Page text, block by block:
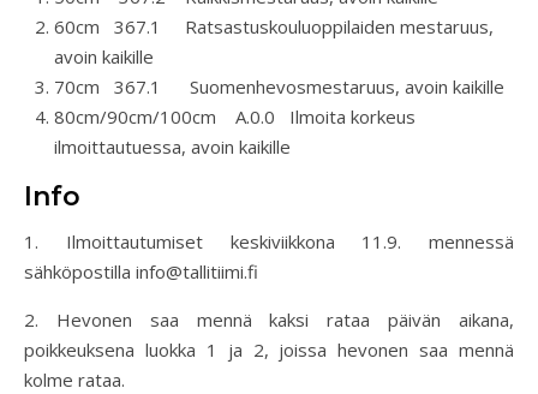
60cm 367.1 Ratsastuskouluoppilaiden mestaruus,
avoin kaikille
70cm 367.1 Suomenhevosmestaruus, avoin kaikille
80cm/90cm/100cm A.0.0 Ilmoita korkeus
ilmoittautuessa, avoin kaikille
Info
1. Ilmoittautumiset keskiviikkona 11.9. mennessä
sähköpostilla info@tallitiimi.fi
2. Hevonen saa mennä kaksi rataa päivän aikana,
poikkeuksena luokka 1 ja 2, joissa hevonen saa mennä
kolme rataa.